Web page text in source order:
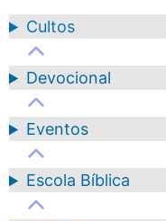
Cultos
Devocional
Eventos
Escola Bíblica